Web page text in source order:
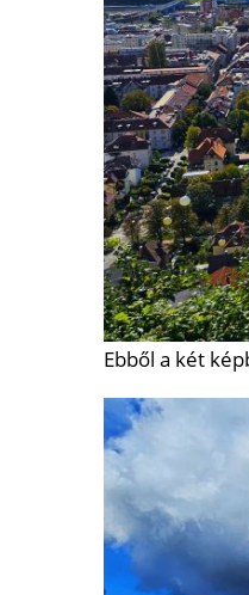
Ebből a két